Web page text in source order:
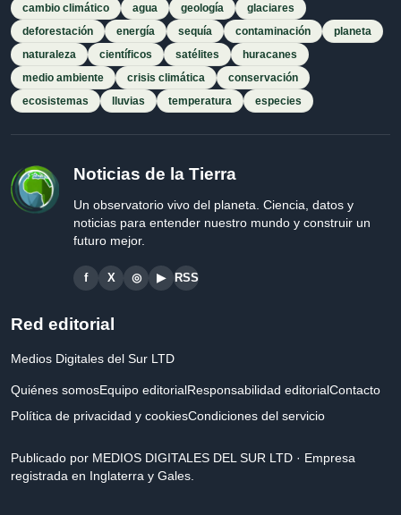
cambio climático
agua geología
glaciares
deforestación
energía sequía contaminación
planeta
naturaleza
científicos satélites
huracanes
medio ambiente
crisis climática
conservación
ecosistemas
lluvias temperatura especies
Noticias de la Tierra
Un observatorio vivo del planeta. Ciencia, datos y
noticias para entender nuestro mundo y construir un
futuro mejor.
f X ◎ ▶ RSS
Red editorial
Medios Digitales del Sur LTD
Quiénes somosEquipo editorialResponsabilidad editorialContacto
Política de privacidad y cookiesCondiciones del servicio
Publicado por MEDIOS DIGITALES DEL SUR LTD · Empresa
registrada en Inglaterra y Gales.